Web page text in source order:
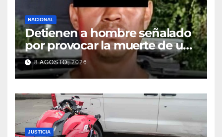
NACIONAL
Detienen a hombre señalado
por provocar la muerte de un
adulto mayor
8 AGOSTO, 2026
JUSTICIA